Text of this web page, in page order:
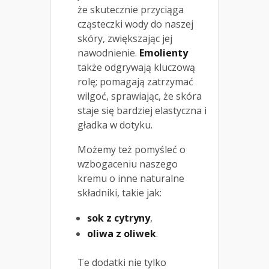
że skutecznie przyciąga
cząsteczki wody do naszej
skóry, zwiększając jej
nawodnienie. Emolienty
także odgrywają kluczową
rolę; pomagają zatrzymać
wilgoć, sprawiając, że skóra
staje się bardziej elastyczna i
gładka w dotyku.
Możemy też pomyśleć o
wzbogaceniu naszego
kremu o inne naturalne
składniki, takie jak:
sok z cytryny,
oliwa z oliwek.
Te dodatki nie tylko